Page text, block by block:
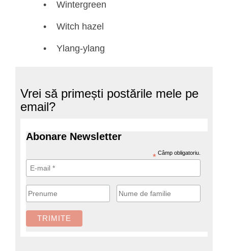
Wintergreen
Witch hazel
Ylang-ylang
Vrei să primești postările mele pe
email?
Abonare Newsletter
* Câmp obligatoriu.